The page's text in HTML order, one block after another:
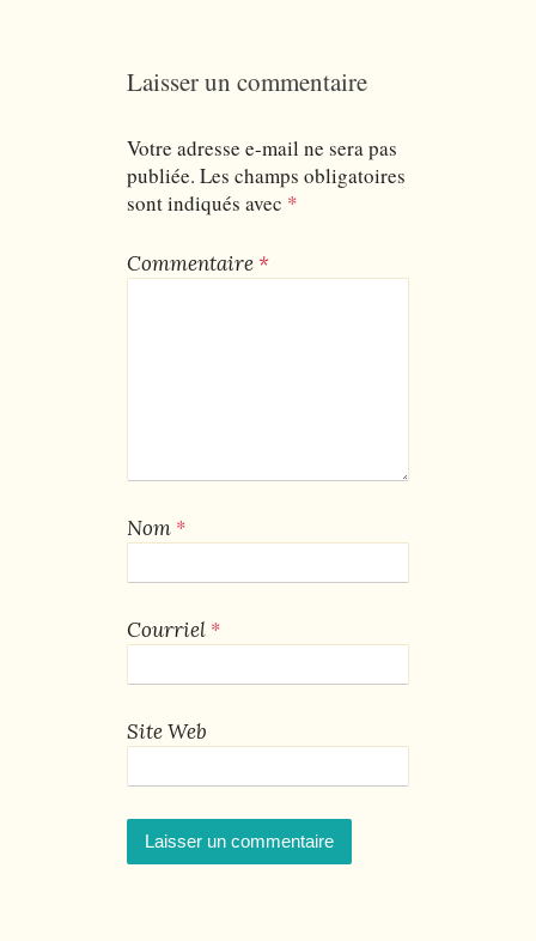
Laisser un commentaire
Votre adresse e-mail ne sera pas
publiée. Les champs obligatoires
sont indiqués avec *
Commentaire *
Nom *
Courriel *
Site Web